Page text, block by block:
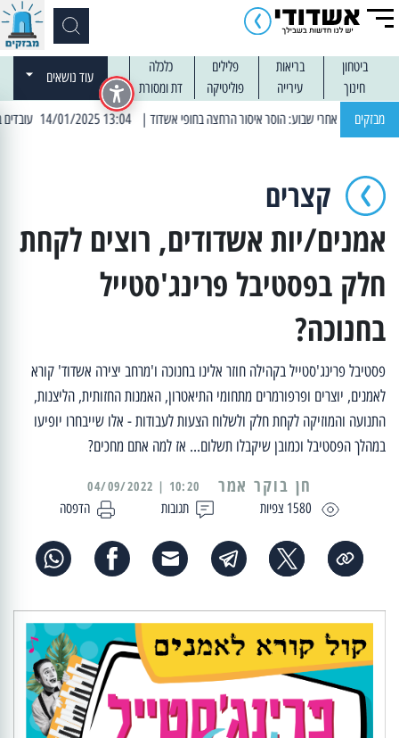
ביטחון בריאות פלילים
כלכלה
חינוך
עירייה פוליטיקה דת ומסורת
עוד נושאים
מבזקים | 13:04 14/01/2025 עובדים בלילות: עבודות קרצוף וריבוד אספלט
קצרים
אמנים/יות אשדודים, רוצים לקחת
חלק בפסטיבל פרינג'סטייל
בחנוכה?
פסטיבל פרינג'סטייל בקהילה חוזר אלינו בחנוכה ו'מרחב יצירה אשדוד' קורא
לאמנים, יוצרים ופרפורמרים מתחומי התיאטרון, האמנות החזותית, הליצנות,
התנועה והמוזיקה לקחת חלק ולשלוח הצעות לעבודות - אלו שייבחרו יופיעו
במהלך הפסטיבל וכמובן שיקבלו תשלום... אז למה אתם מחכים?
1580 צפיות תגובות הדפסה
10:20 | 04/09/2022